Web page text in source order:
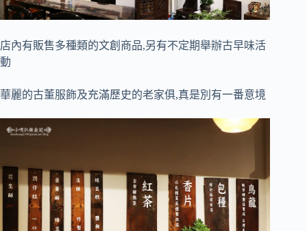
店內有販售多種類的文創商品,另有不定期舉辦古早味活
動
華麗的古董服飾及充滿歷史的老家俱,真是別有一番意境